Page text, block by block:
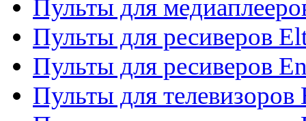
Пульты для
Пульты для ресиверов
Пульты для ресиверов
Пульты для телевизоров